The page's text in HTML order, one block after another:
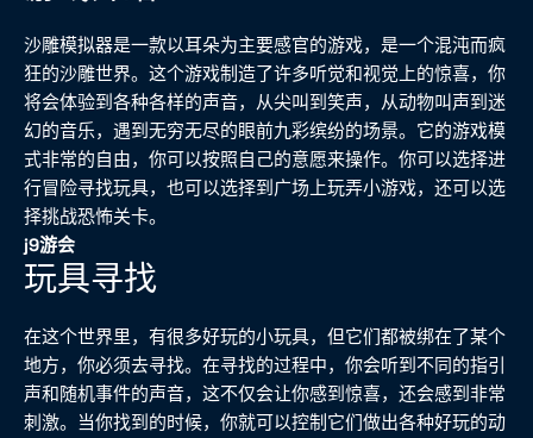
沙雕模拟器是一款以耳朵为主要感官的游戏，是一个混沌而疯
狂的沙雕世界。这个游戏制造了许多听觉和视觉上的惊喜，你
将会体验到各种各样的声音，从尖叫到笑声，从动物叫声到迷
幻的音乐，遇到无穷无尽的眼前九彩缤纷的场景。它的游戏模
式非常的自由，你可以按照自己的意愿来操作。你可以选择进
行冒险寻找玩具，也可以选择到广场上玩弄小游戏，还可以选
择挑战恐怖关卡。
j9游会
玩具寻找
在这个世界里，有很多好玩的小玩具，但它们都被绑在了某个
地方，你必须去寻找。在寻找的过程中，你会听到不同的指引
声和随机事件的声音，这不仅会让你感到惊喜，还会感到非常
刺激。当你找到的时候，你就可以控制它们做出各种好玩的动